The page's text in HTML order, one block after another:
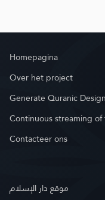
Homepagina
Over het project
Generate Quranic
Continuous streaming
Contacteer ons
موقع دار الإسلام